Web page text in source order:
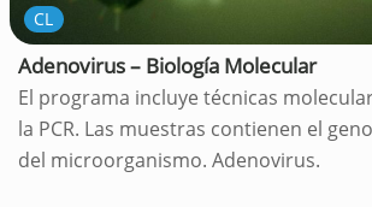
CL
Adenovirus – Biología Molecular
El programa incluye técnicas
la PCR. Las muestras contienen el
del microorganismo. Adenovirus.